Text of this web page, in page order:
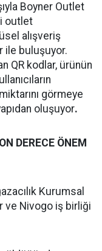
Boyner Outlet
outlet
alışveriş
ile buluşuyor.
QR kodlar, ürünün
görmeye
oluşuyor.
DERECE ÖNEM
Kurumsal
ve Nivogo iş birliği